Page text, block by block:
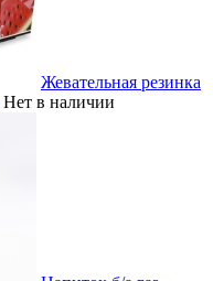
Жевательная резинка
Нет в наличии